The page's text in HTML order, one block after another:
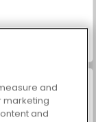
and
marketing
and